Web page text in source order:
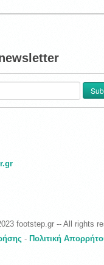
footstep.gr -- All rights
- Πολιτική